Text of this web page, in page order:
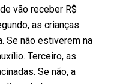
vão receber R$
as crianças
Se não estiverem na
Terceiro, as
Se não, a